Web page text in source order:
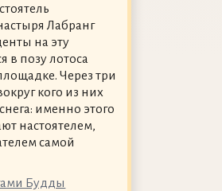
Лабранг
на эту
в позу лотоса
Через три
кого из них
именно этого
настоятелем,
самой
Будды